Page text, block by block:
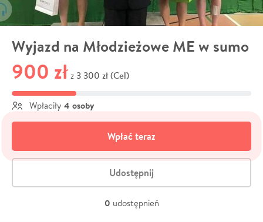
Wyjazd na Młodzieżowe ME w sumo
900 zł z 3 300 zł (Cel)
Wpłaciły 4 osoby
Wpłać teraz
Udostępnij
0 udostępnień